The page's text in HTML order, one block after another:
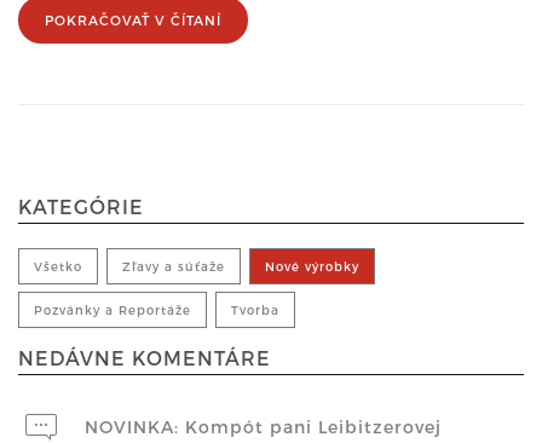
POKRAČOVAŤ V ČÍTANÍ
KATEGÓRIE
Všetko Zľavy a súťaže Nové výrobky
Pozvánky a Reportáže Tvorba
NEDÁVNE KOMENTÁRE
NOVINKA: Kompót pani Leibitzerovej